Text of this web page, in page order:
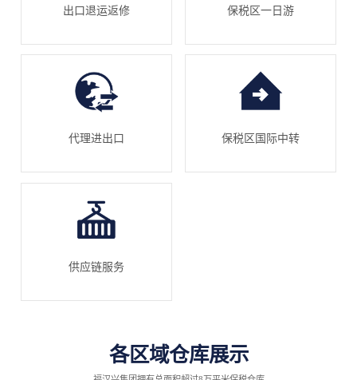
出口退运返修 保税区一日游
代理进出口 保税区国际中转
供应链服务
各区域仓库展示